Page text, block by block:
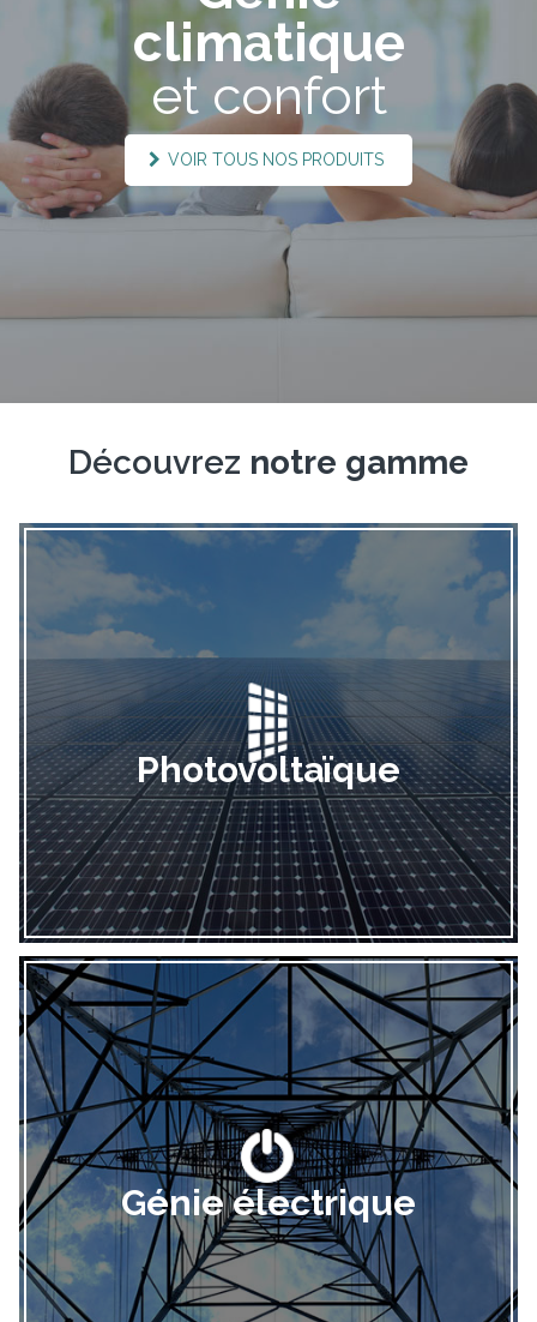
climatique
et confort
VOIR TOUS NOS PRODUITS
Découvrez notre gamme
Photovoltaïque
Génie électrique